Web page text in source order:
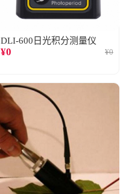
DLI-600日光积分测量仪
¥0 ¥0